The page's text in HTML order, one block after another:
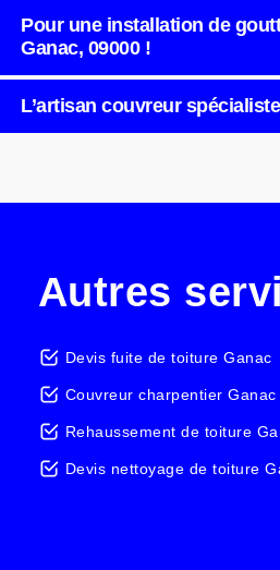
Pour une installation de
Ganac, 09000 !
L’artisan couvreur
Autres
Devis fuite de toiture Ganac
Couvreur charpentier Ganac
Rehaussement de toiture
Devis nettoyage de toiture